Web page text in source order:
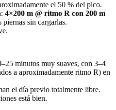
el 50 % del pico.
4×200 m @ ritmo R con 200 m
piernas sin cargarlas.
minutos muy suaves, con 3–4
a aproximadamente ritmo R) en
el día previo totalmente libre.
está bien.